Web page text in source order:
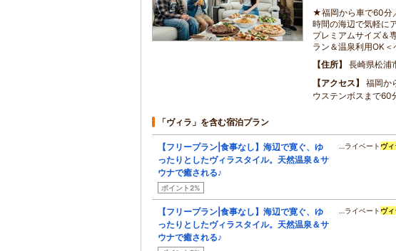
★福岡から車で60分
時間の海辺で気軽に
プレミアムサイズ＆
ラン＆温泉利用OK＜
住所
長崎県松浦
アクセス
福岡か
ウステンボスまで60
「ヴィラ」を含む宿泊プラン
【フリープラン|食事なし】海辺で寛ぐ、ゆ
ったりとしたヴィラスタイル。天然温泉＆サ
ウナで癒される♪
ポイント2%
…ライベート ヴィ
【フリープラン|食事なし】海辺で寛ぐ、ゆ
ったりとしたヴィラスタイル。天然温泉＆サ
ウナで癒される♪
…ライベート ヴィ